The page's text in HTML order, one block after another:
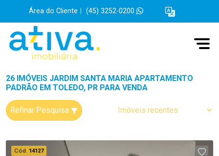
Área do Cliente (45) 3252-0200
26 IMÓVEIS JARDIM SANTA MARIA APARTAMENTO
PADRÃO EM TOLEDO, PR PARA VENDA
Refinar Pesquisa
Cód. 14127